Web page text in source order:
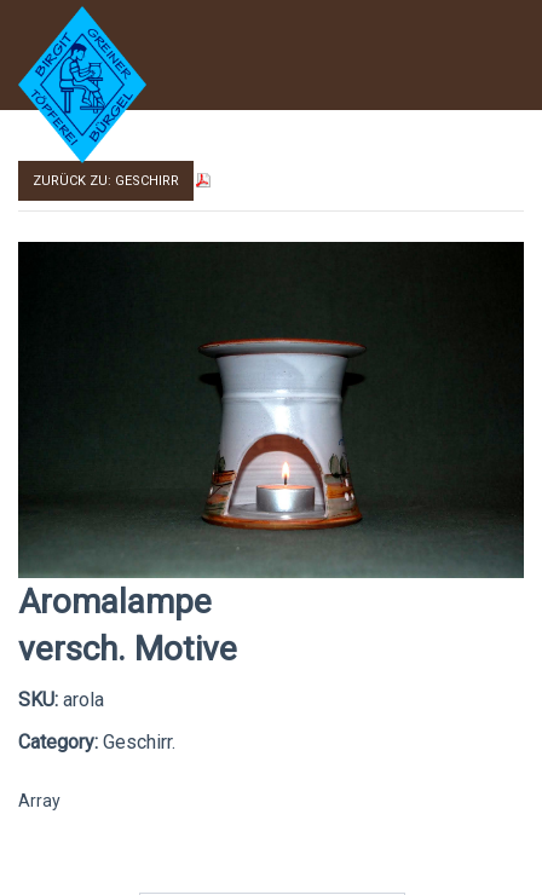
ZURÜCK ZU: GESCHIRR
Aromalampe
versch. Motive
SKU: arola
Category: Geschirr.
Array